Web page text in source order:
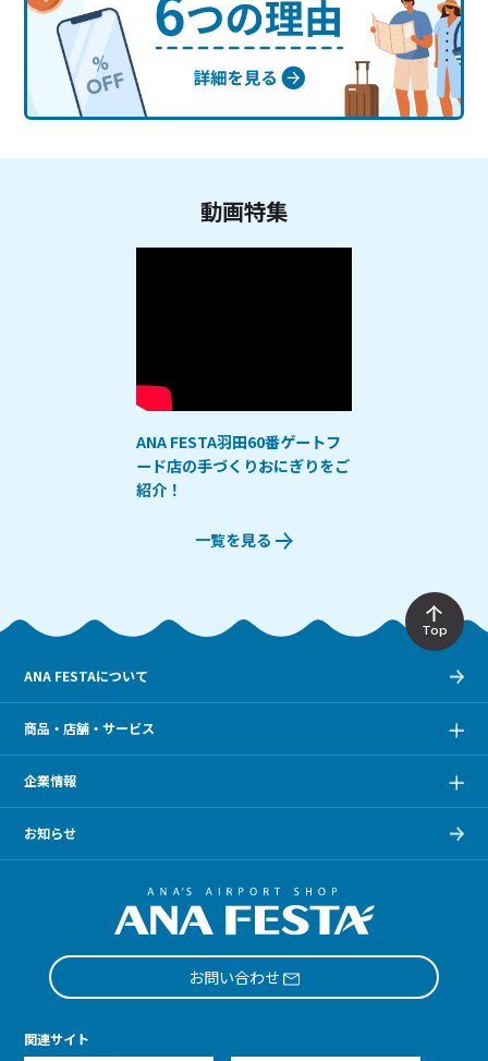
動画特集
ANA FESTA羽田60番ゲートフ
ード店の手づくりおにぎりをご
紹介！
一覧を見る
Top
ANA FESTAについて
商品・店舗・サービス
企業情報
お知らせ
お問い合わせ
関連サイト